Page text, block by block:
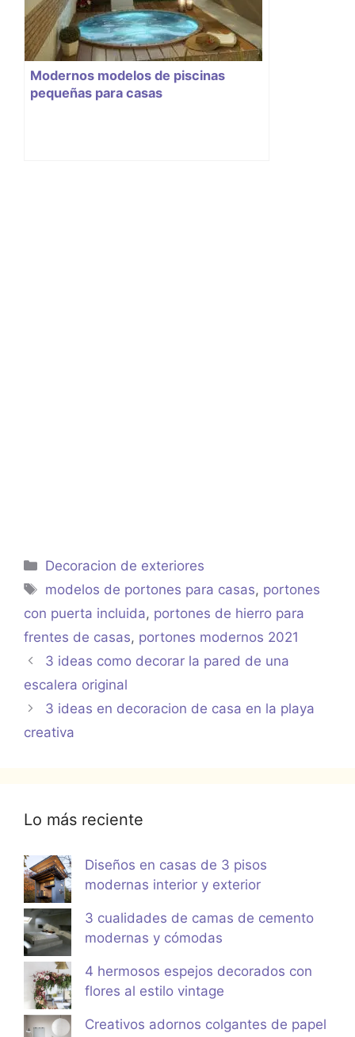
Modernos modelos de piscinas
pequeñas para casas
Categorías
Decoracion de exteriores
Etiquetas
modelos de portones para casas, portones
con puerta incluida, portones de hierro para
frentes de casas, portones modernos 2021
3 ideas como decorar la pared de una
escalera original
3 ideas en decoracion de casa en la playa
creativa
Lo más reciente
Diseños en casas de 3 pisos
modernas interior y exterior
3 cualidades de camas de cemento
modernas y cómodas
4 hermosos espejos decorados con
flores al estilo vintage
Creativos adornos colgantes de papel